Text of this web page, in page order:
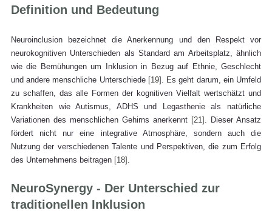
Definition und Bedeutung
Neuroinclusion bezeichnet die Anerkennung und den Respekt vor
neurokognitiven Unterschieden als Standard am Arbeitsplatz, ähnlich
wie die Bemühungen um Inklusion in Bezug auf Ethnie, Geschlecht
und andere menschliche Unterschiede [19]. Es geht darum, ein Umfeld
zu schaffen, das alle Formen der kognitiven Vielfalt wertschätzt und
Krankheiten wie Autismus, ADHS und Legasthenie als natürliche
Variationen des menschlichen Gehirns anerkennt [21] . Dieser Ansatz
fördert nicht nur eine integrative Atmosphäre, sondern auch die
Nutzung der verschiedenen Talente und Perspektiven, die zum Erfolg
des Unternehmens beitragen [18] .
NeuroSynergy - Der Unterschied zur
traditionellen Inklusion